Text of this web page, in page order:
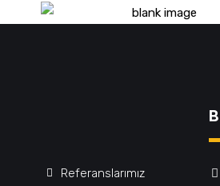
HOLIDAY
Referanslarımız